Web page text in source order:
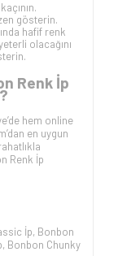
gösterin.
hafif renk
olacağını
Renk İp
hem online
en uygun
Renk İp
İp, Bonbon
, Bonbon Chunky